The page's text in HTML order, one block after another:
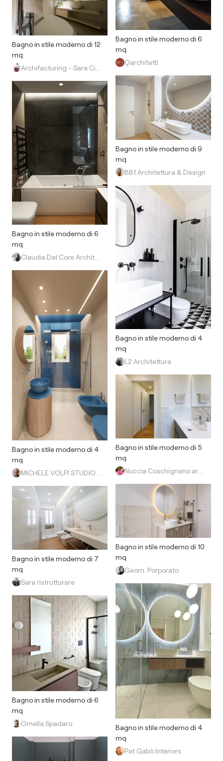
Bagno in stile moderno di 12
mq
Bagno in stile moderno di 6
mq
Bagno in stile moderno di 4
mq
Bagno in stile moderno di 7
mq
Sara ristrutturare
Bagno in stile moderno di 6
mq
Ornella Spadaro
Bagno in stile moderno di 6
mq
Qarchitetti
Bagno in stile moderno di 9
mq
BB1 Architettura & Design
Bagno in stile moderno di 4
mq
L2 Architettura
Bagno in stile moderno di 5
mq
Bagno in stile moderno di 10
mq
Geom. Porporato
Bagno in stile moderno di 4
mq
Pat Gabò Interiors